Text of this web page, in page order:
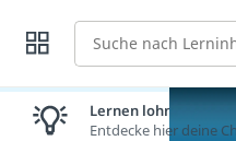
Suche
Lernen lohnt sich!
Entdecke hier deine